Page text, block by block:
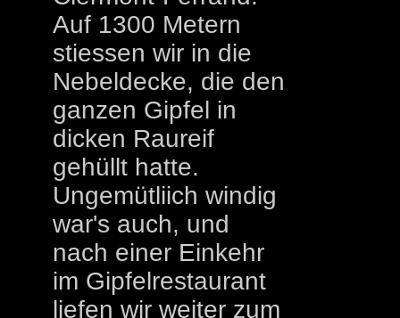
Auf 1300 Metern
stiessen wir in die
Nebeldecke, die den
ganzen Gipfel in
dicken Raureif
gehüllt hatte.
Ungemütliich windig
war's auch, und
nach einer Einkehr
im Gipfelrestaurant
liefen wir weiter zum